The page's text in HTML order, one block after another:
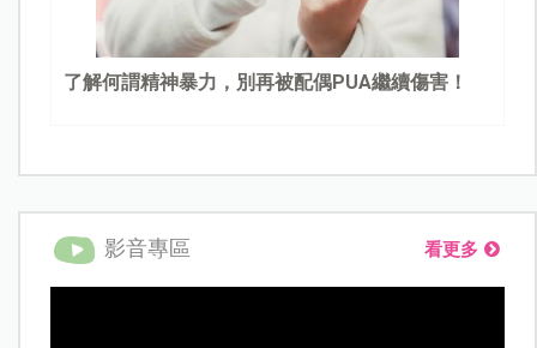
了解何謂精神暴力，別再被配偶PUA繼續傷害！
影音專區 看更多